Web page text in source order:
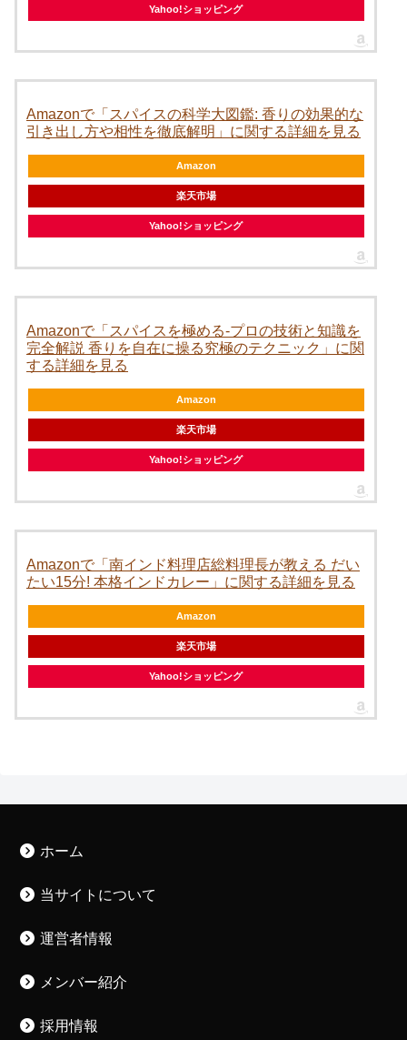
Yahoo!ショッピング
Amazonで「スパイスの科学大図鑑: 香りの効果的な
引き出し方や相性を徹底解明」に関する詳細を見る
Amazon
楽天市場
Yahoo!ショッピング
Amazonで「スパイスを極める-プロの技術と知識を
完全解説 香りを自在に操る究極のテクニック」に関
する詳細を見る
Amazon
楽天市場
Yahoo!ショッピング
Amazonで「南インド料理店総料理長が教える だい
たい15分! 本格インドカレー」に関する詳細を見る
Amazon
楽天市場
Yahoo!ショッピング
ホーム
当サイトについて
運営者情報
メンバー紹介
採用情報